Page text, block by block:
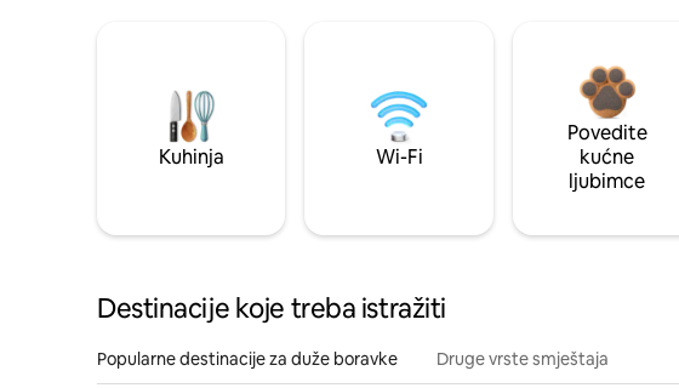
Kuhinja Wi-Fi
Povedite
kućne
ljubimce
Destinacije koje treba istražiti
Popularne destinacije za duže boravke Druge vrste smještaja